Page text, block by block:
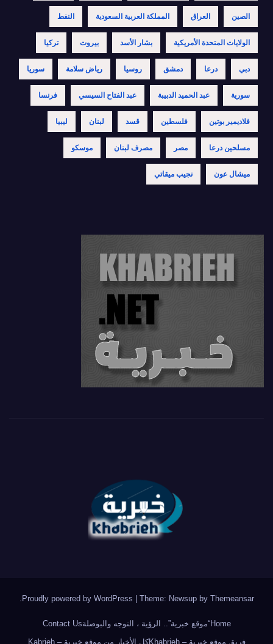
الصين العراق المملكة العربية السعودية النفط
الولايات المتحدة الأمريكية بشار الأسد بيروت تركيا
دبي درعا دمشق روسيا رياض سلامة سوريا
سورية عبد الحميد الدبيبة عبد الفتاح السيسي فرنسا
فلاديمير بوتين فلسطين قسد لبنان ليبيا
مسلحين درعا مصر مصرف لبنان موسكو
ميشال عون نجيب ميقاتي
Proudly powered by WordPress Theme: Newsup by Themeansar
.
Home“موقع خبرية”.. الرؤية ، التوجه والبوصلةContact Us
فريق موقع خبرية – Khabrieh كل الأخبار من موقع خبرية – Kabrieh